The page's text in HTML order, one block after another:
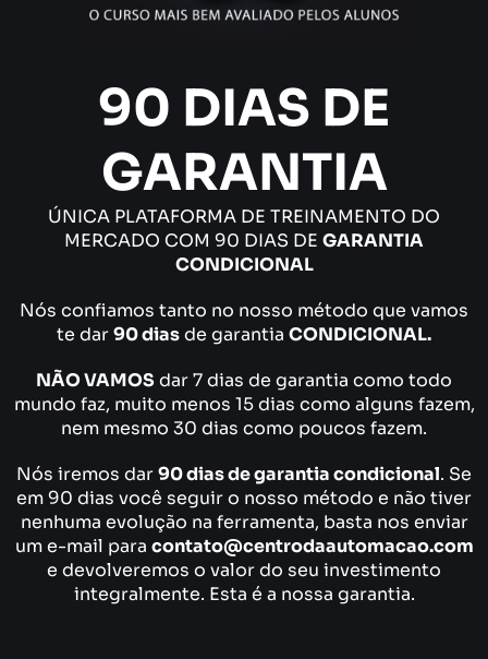
90 DIAS DE
GARANTIA
ÚNICA PLATAFORMA DE TREINAMENTO DO
MERCADO COM 90 DIAS DE GARANTIA
CONDICIONAL
Nós confiamos tanto no nosso método que vamos
te dar90 diasde garantia CONDICIONAL.
NÃO VAMOSdar 7 dias de garantia como todo
mundo faz, muito menos 15 dias como alguns fazem,
nem mesmo 30 dias como poucos fazem.
Nós iremos dar90 dias de garantia condicional. Se
em 90 dias você seguir o nosso método e não tiver
nenhuma evolução na ferramenta, basta nos enviar
um e-mail para contato@centrodaautomacao.com
e devolveremos o valor do seu investimento
integralmente. Esta é a nossa garantia.